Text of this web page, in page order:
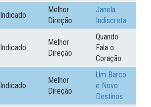
Indicado
Melhor
Direção
Janela
Indiscreta
Indicado
Melhor
Direção
Quando
Fala o
Coração
Indicado
Melhor
Direção
Um Barco
e Nove
Destinos